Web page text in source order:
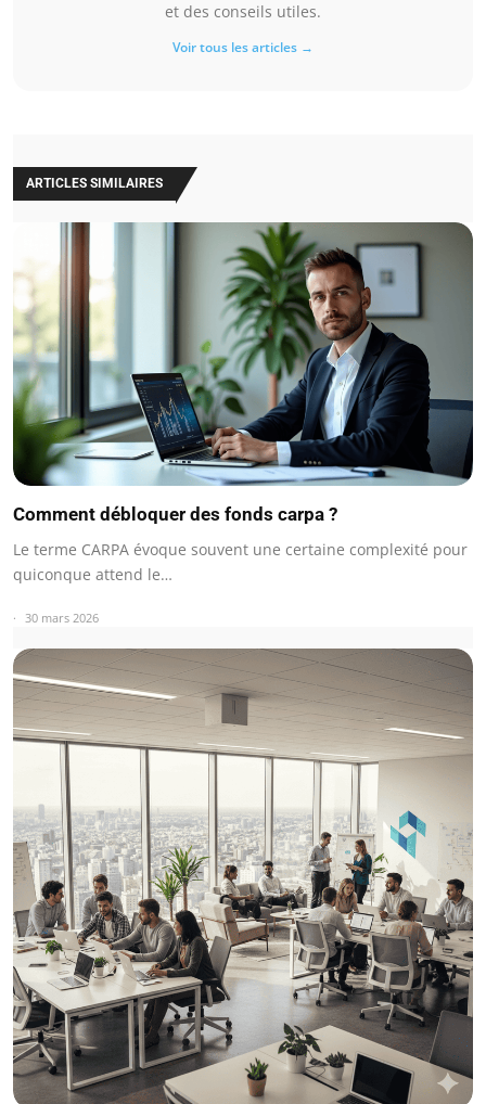
et des conseils utiles.
Voir tous les articles →
ARTICLES SIMILAIRES
Comment débloquer des fonds carpa ?
Le terme CARPA évoque souvent une certaine complexité pour
quiconque attend le…
30 mars 2026